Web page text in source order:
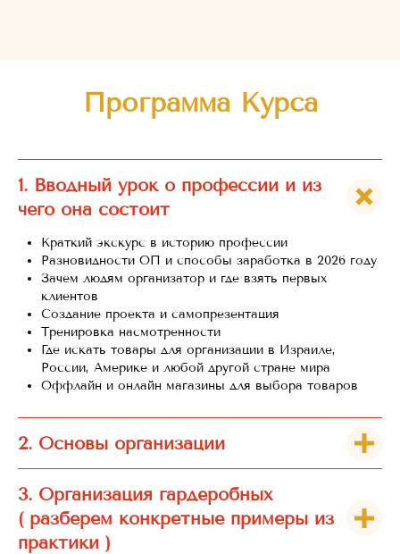
Программа Курса
1. Вводный урок о профессии и из
чего она состоит
Краткий экскурс в историю профессии
Разновидности ОП и способы заработка в 2026 году
Зачем людям организатор и где взять первых
клиентов
Создание проекта и самопрезентация
Тренировка насмотренности
Где искать товары для организации в Израиле,
России, Америке и любой другой стране мира
Оффлайн и онлайн магазины для выбора товаров
2. Основы организации
3. Организация гардеробных
( разберем конкретные примеры из
практики )